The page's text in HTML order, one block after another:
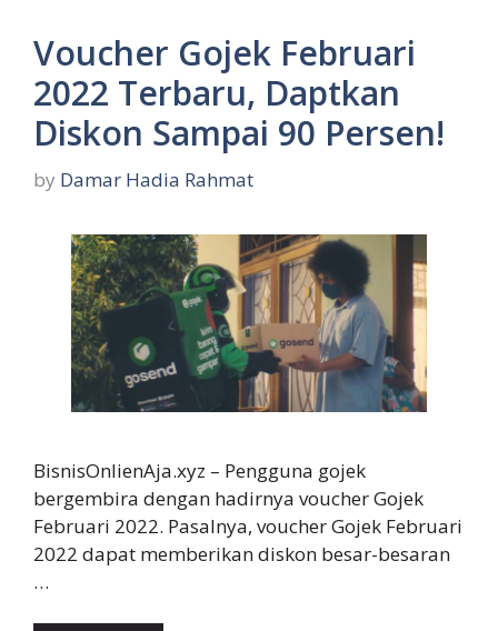
Voucher Gojek Februari
2022 Terbaru, Daptkan
Diskon Sampai 90 Persen!
by Damar Hadia Rahmat
BisnisOnlienAja.xyz – Pengguna gojek
bergembira dengan hadirnya voucher Gojek
Februari 2022. Pasalnya, voucher Gojek Februari
2022 dapat memberikan diskon besar-besaran
…